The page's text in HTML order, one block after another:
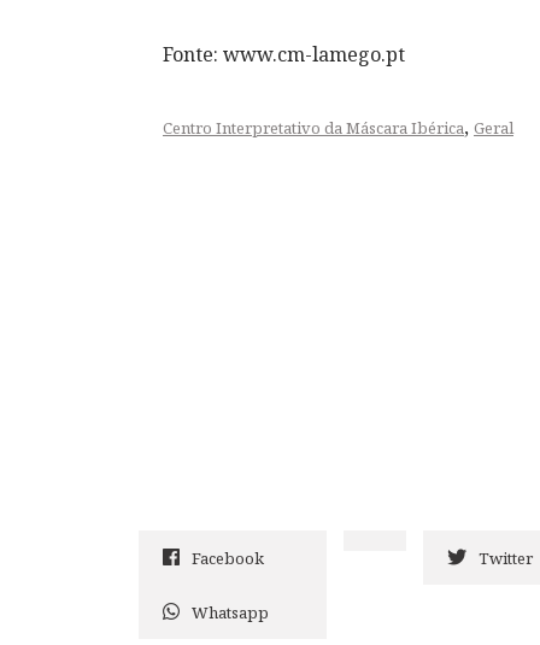
Fonte: www.cm-lamego.pt
Centro Interpretativo da Máscara Ibérica, Geral
Facebook Twitter
Whatsapp